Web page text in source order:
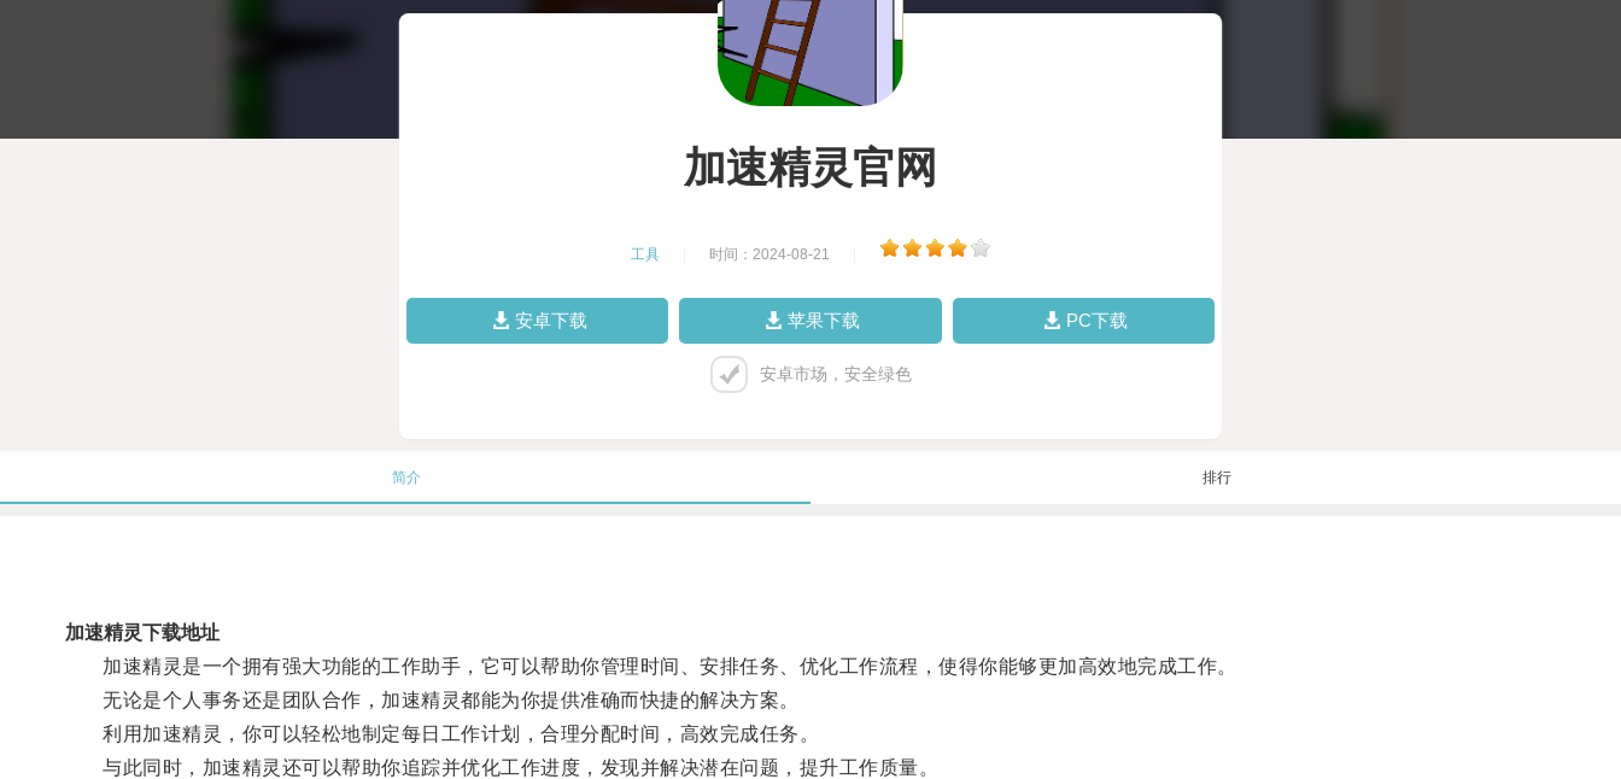
加速精灵官网
工具 时间：2024-08-21
安卓下载 苹果下载 PC下载
安卓市场，安全绿色
简介 排行
加速精灵下载地址
加速精灵是一个拥有强大功能的工作助手，它可以帮助你管理时间、安排任务、优化工作流程，使得你能够更加高效地完成工作。
无论是个人事务还是团队合作，加速精灵都能为你提供准确而快捷的解决方案。
利用加速精灵，你可以轻松地制定每日工作计划，合理分配时间，高效完成任务。
与此同时，加速精灵还可以帮助你追踪并优化工作进度，发现并解决潜在问题，提升工作质量。